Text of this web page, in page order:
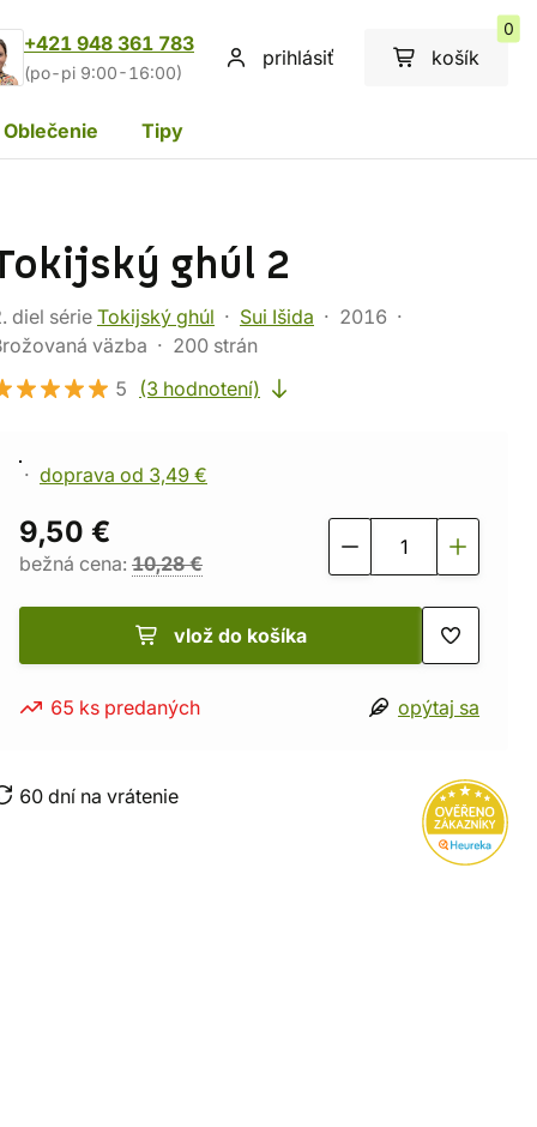
+421 948 361 783
(po-pi 9:00-16:00)
prihlásiť košík
0
Oblečenie Tipy
ghúl 2
diel sérieTokijský ghúl Sui Išida
2016
väzba
200 strán
5
(3 hodnotení)
doprava od 3,49 €
9,50 €
bežná cena: 10,28 €
vlož do košíka
65 ks predaných opýtaj sa
60 dní na vrátenie